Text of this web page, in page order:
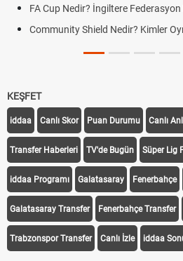
Kupası Formatı
ve Formatı Nasıldır?
KEŞFET
iddaa Canlı Skor Puan Durumu Canlı
Transfer Haberleri TV'de Bugün Süper Lig
iddaa Programı Galatasaray Fenerbahçe
Galatasaray Transfer Fenerbahçe Transfer